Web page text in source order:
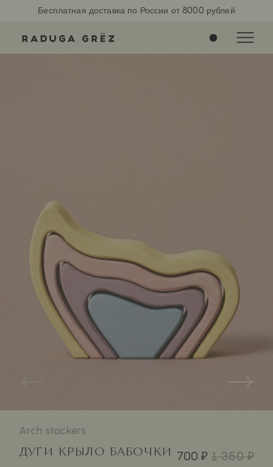
Бесплатная доставка по России от 8000 рублей
0
Arch stackers
ДУГИ КРЫЛО БАБОЧКИ 700 ₽ 1 350 ₽